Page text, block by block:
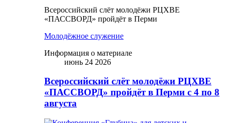
Всероссийский слёт молодёжи РЦХВЕ
«ПАССВОРД» пройдёт в Перми
Молодёжное служение
Информация о материале
июнь 24 2026
Всероссийский слёт молодёжи РЦХВЕ
«ПАССВОРД» пройдёт в Перми с 4 по 8
августа